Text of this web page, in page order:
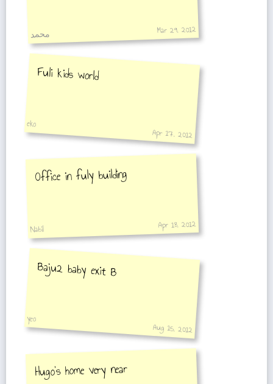
محمد Mar 29, 2012
Fuli kids world
eko
Apr 17, 2012
Office in fuly building
Nabil Apr 18, 2012
Baju2 baby exit B
yeo
Aug 15, 2012
Hugo's home very near